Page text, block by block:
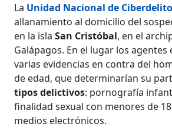
La Unidad Nacional de
allanamiento al domicilio del
en la islaSan Cristóbal, en el
Galápagos. En el lugar los
varias evidencias en contra del
de edad, que determinarían su
tipos delictivos: pornografía
finalidad sexual con menores de
medios electrónicos.